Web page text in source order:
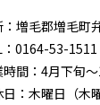
増毛郡増毛町
0164-53-1511
間： 4月下旬
： 木曜日（木